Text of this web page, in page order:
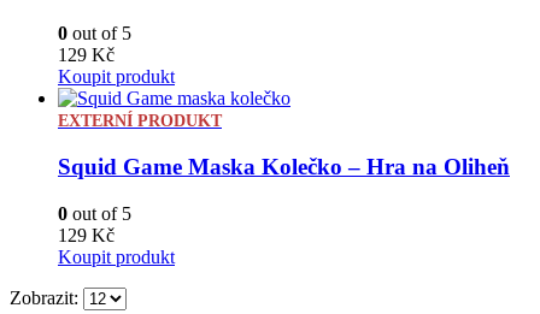
0 out of 5
129 Kč
Koupit produkt
EXTERNÍ PRODUKT
Squid Game Maska Kolečko – Hra na Oliheň
0 out of 5
129 Kč
Koupit produkt
Zobrazit: